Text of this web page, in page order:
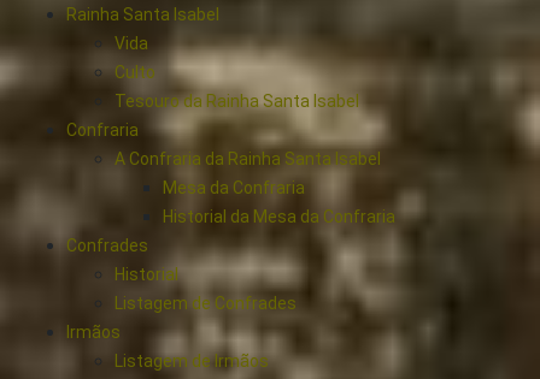
Rainha Santa Isabel
Vida
Culto
Tesouro da Rainha Santa Isabel
Confraria
A Confraria da Rainha Santa Isabel
Mesa da Confraria
Historial da Mesa da Confraria
Confrades
Historial
Listagem de Confrades
Irmãos
Listagem de Irmãos